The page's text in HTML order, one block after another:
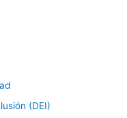
(DEI)